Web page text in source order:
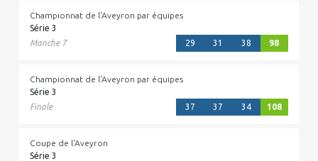
Championnat de l'Aveyron par équipes
Série 3
Manche 7
29 31 38 98
Championnat de l'Aveyron par équipes
Série 3
Finale
37 37 34 108
Coupe de l'Aveyron
Série 3